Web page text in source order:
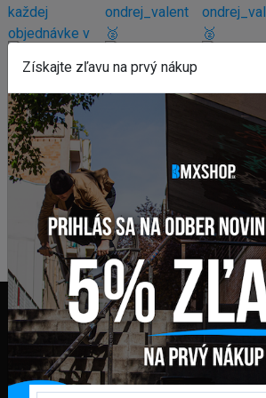
FAKTURAČNÁ ADRESA
Získajte zľavu na prvý nákup